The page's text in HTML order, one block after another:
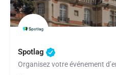
Spotlag
Organisez votre événement